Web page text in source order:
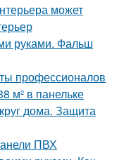
может
руками. Фальш
профессионалов
м² в панельке
дома. Защита
ПВХ